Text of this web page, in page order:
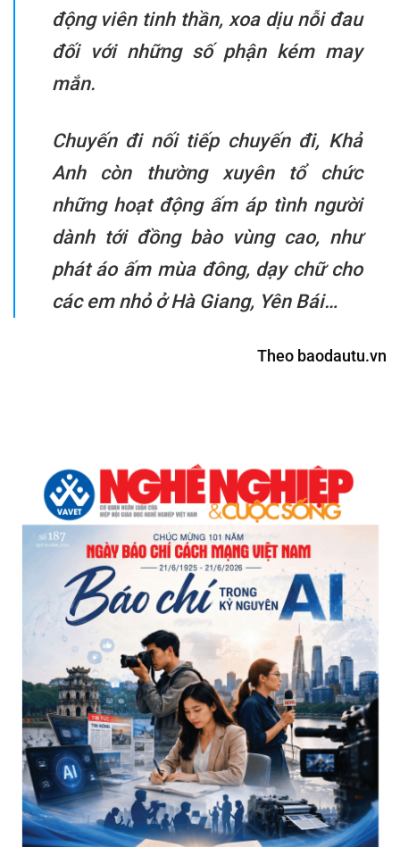
động viên tinh thần, xoa dịu nỗi đau
đối với những số phận kém may
mắn.
Chuyến đi nối tiếp chuyến đi, Khả
Anh còn thường xuyên tổ chức
những hoạt động ấm áp tình người
dành tới đồng bào vùng cao, như
phát áo ấm mùa đông, dạy chữ cho
các em nhỏ ở Hà Giang, Yên Bái…
Theo baodautu.vn